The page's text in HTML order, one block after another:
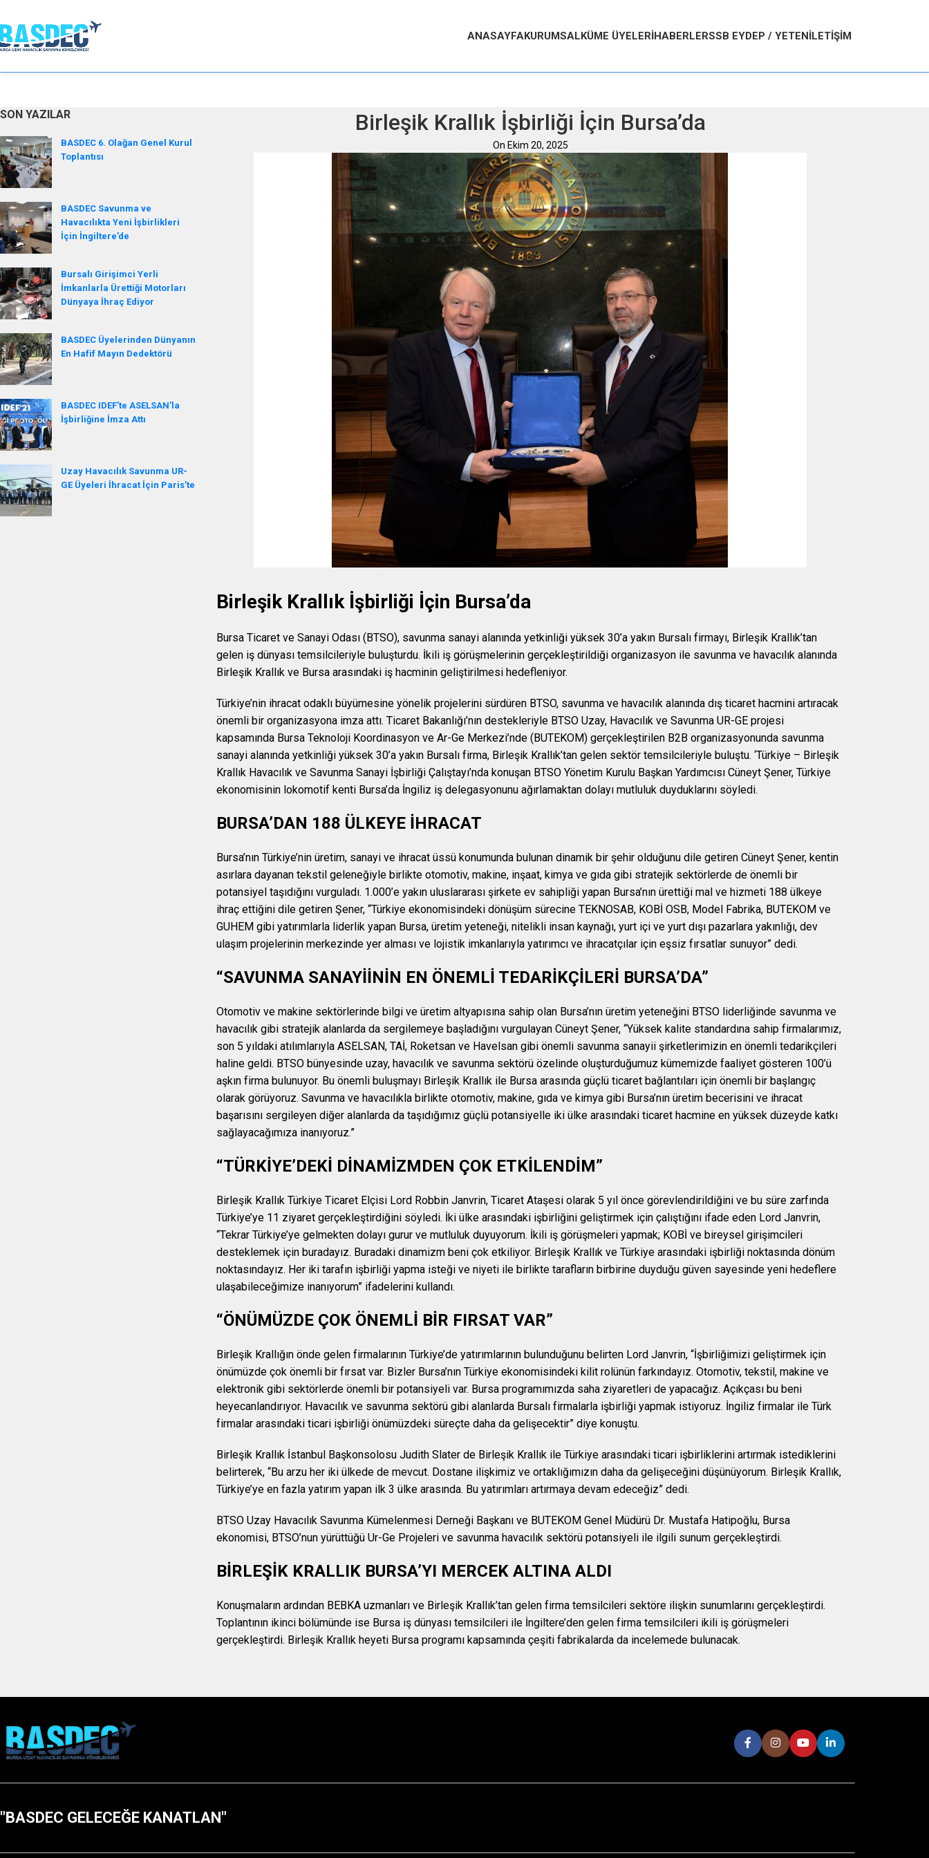
ANASAYFAKURUMSALKÜME ÜYELERIHABERLERSSB EYDEP / YETENİLETIŞIM
SON YAZILAR
BASDEC 6. Olağan Genel Kurul
Toplantısı
BASDEC Savunma ve
Havacılıkta Yeni İşbirlikleri
İçin İngiltere’de
Bursalı Girişimci Yerli
İmkanlarla Ürettiği Motorları
Dünyaya İhraç Ediyor
BASDEC Üyelerinden Dünyanın
En Hafif Mayın Dedektörü
BASDEC IDEF’te ASELSAN’la
İşbirliğine İmza Attı
Uzay Havacılık Savunma UR-
GE Üyeleri İhracat İçin Paris’te
Birleşik Krallık İşbirliği İçin Bursa’da
On Ekim 20, 2025
Birleşik Krallık İşbirliği İçin Bursa’da
Bursa Ticaret ve Sanayi Odası (BTSO), savunma sanayi alanında yetkinliği yüksek 30’a yakın Bursalı firmayı, Birleşik Krallık’tan
gelen iş dünyası temsilcileriyle buluşturdu. İkili iş görüşmelerinin gerçekleştirildiği organizasyon ile savunma ve havacılık alanında
Birleşik Krallık ve Bursa arasındaki iş hacminin geliştirilmesi hedefleniyor.
Türkiye’nin ihracat odaklı büyümesine yönelik projelerini sürdüren BTSO, savunma ve havacılık alanında dış ticaret hacmini artıracak
önemli bir organizasyona imza attı. Ticaret Bakanlığı’nın destekleriyle BTSO Uzay, Havacılık ve Savunma UR-GE projesi
kapsamında Bursa Teknoloji Koordinasyon ve Ar-Ge Merkezi’nde (BUTEKOM) gerçekleştirilen B2B organizasyonunda savunma
sanayi alanında yetkinliği yüksek 30’a yakın Bursalı firma, Birleşik Krallık’tan gelen sektör temsilcileriyle buluştu. ‘Türkiye – Birleşik
Krallık Havacılık ve Savunma Sanayi İşbirliği Çalıştayı’nda konuşan BTSO Yönetim Kurulu Başkan Yardımcısı Cüneyt Şener, Türkiye
ekonomisinin lokomotif kenti Bursa’da İngiliz iş delegasyonunu ağırlamaktan dolayı mutluluk duyduklarını söyledi.
BURSA’DAN 188 ÜLKEYE İHRACAT
Bursa’nın Türkiye’nin üretim, sanayi ve ihracat üssü konumunda bulunan dinamik bir şehir olduğunu dile getiren Cüneyt Şener, kentin
asırlara dayanan tekstil geleneğiyle birlikte otomotiv, makine, inşaat, kimya ve gıda gibi stratejik sektörlerde de önemli bir
potansiyel taşıdığını vurguladı. 1.000’e yakın uluslararası şirkete ev sahipliği yapan Bursa’nın ürettiği mal ve hizmeti 188 ülkeye
ihraç ettiğini dile getiren Şener, “Türkiye ekonomisindeki dönüşüm sürecine TEKNOSAB, KOBİ OSB, Model Fabrika, BUTEKOM ve
GUHEM gibi yatırımlarla liderlik yapan Bursa, üretim yeteneği, nitelikli insan kaynağı, yurt içi ve yurt dışı pazarlara yakınlığı, dev
ulaşım projelerinin merkezinde yer alması ve lojistik imkanlarıyla yatırımcı ve ihracatçılar için eşsiz fırsatlar sunuyor” dedi.
“SAVUNMA SANAYİİNİN EN ÖNEMLİ TEDARİKÇİLERİ BURSA’DA”
Otomotiv ve makine sektörlerinde bilgi ve üretim altyapısına sahip olan Bursa’nın üretim yeteneğini BTSO liderliğinde savunma ve
havacılık gibi stratejik alanlarda da sergilemeye başladığını vurgulayan Cüneyt Şener, “Yüksek kalite standardına sahip firmalarımız,
son 5 yıldaki atılımlarıyla ASELSAN, TAİ, Roketsan ve Havelsan gibi önemli savunma sanayii şirketlerimizin en önemli tedarikçileri
haline geldi. BTSO bünyesinde uzay, havacılık ve savunma sektörü özelinde oluşturduğumuz kümemizde faaliyet gösteren 100’ü
aşkın firma bulunuyor. Bu önemli buluşmayı Birleşik Krallık ile Bursa arasında güçlü ticaret bağlantıları için önemli bir başlangıç
olarak görüyoruz. Savunma ve havacılıkla birlikte otomotiv, makine, gıda ve kimya gibi Bursa’nın üretim becerisini ve ihracat
başarısını sergileyen diğer alanlarda da taşıdığımız güçlü potansiyelle iki ülke arasındaki ticaret hacmine en yüksek düzeyde katkı
sağlayacağımıza inanıyoruz.”
“TÜRKİYE’DEKİ DİNAMİZMDEN ÇOK ETKİLENDİM”
Birleşik Krallık Türkiye Ticaret Elçisi Lord Robbin Janvrin, Ticaret Ataşesi olarak 5 yıl önce görevlendirildiğini ve bu süre zarfında
Türkiye’ye 11 ziyaret gerçekleştirdiğini söyledi. İki ülke arasındaki işbirliğini geliştirmek için çalıştığını ifade eden Lord Janvrin,
“Tekrar Türkiye’ye gelmekten dolayı gurur ve mutluluk duyuyorum. İkili iş görüşmeleri yapmak; KOBİ ve bireysel girişimcileri
desteklemek için buradayız. Buradaki dinamizm beni çok etkiliyor. Birleşik Krallık ve Türkiye arasındaki işbirliği noktasında dönüm
noktasındayız. Her iki tarafın işbirliği yapma isteği ve niyeti ile birlikte tarafların birbirine duyduğu güven sayesinde yeni hedeflere
ulaşabileceğimize inanıyorum” ifadelerini kullandı.
“ÖNÜMÜZDE ÇOK ÖNEMLİ BİR FIRSAT VAR”
Birleşik Krallığın önde gelen firmalarının Türkiye’de yatırımlarının bulunduğunu belirten Lord Janvrin, “İşbirliğimizi geliştirmek için
önümüzde çok önemli bir fırsat var. Bizler Bursa’nın Türkiye ekonomisindeki kilit rolünün farkındayız. Otomotiv, tekstil, makine ve
elektronik gibi sektörlerde önemli bir potansiyeli var. Bursa programımızda saha ziyaretleri de yapacağız. Açıkçası bu beni
heyecanlandırıyor. Havacılık ve savunma sektörü gibi alanlarda Bursalı firmalarla işbirliği yapmak istiyoruz. İngiliz firmalar ile Türk
firmalar arasındaki ticari işbirliği önümüzdeki süreçte daha da gelişecektir” diye konuştu.
Birleşik Krallık İstanbul Başkonsolosu Judith Slater de Birleşik Krallık ile Türkiye arasındaki ticari işbirliklerini artırmak istediklerini
belirterek, “Bu arzu her iki ülkede de mevcut. Dostane ilişkimiz ve ortaklığımızın daha da gelişeceğini düşünüyorum. Birleşik Krallık,
Türkiye’ye en fazla yatırım yapan ilk 3 ülke arasında. Bu yatırımları artırmaya devam edeceğiz” dedi.
BTSO Uzay Havacılık Savunma Kümelenmesi Derneği Başkanı ve BUTEKOM Genel Müdürü Dr. Mustafa Hatipoğlu, Bursa
ekonomisi, BTSO’nun yürüttüğü Ur-Ge Projeleri ve savunma havacılık sektörü potansiyeli ile ilgili sunum gerçekleştirdi.
BİRLEŞİK KRALLIK BURSA’YI MERCEK ALTINA ALDI
Konuşmaların ardından BEBKA uzmanları ve Birleşik Krallık’tan gelen firma temsilcileri sektöre ilişkin sunumlarını gerçekleştirdi.
Toplantının ikinci bölümünde ise Bursa iş dünyası temsilcileri ile İngiltere’den gelen firma temsilcileri ikili iş görüşmeleri
gerçekleştirdi. Birleşik Krallık heyeti Bursa programı kapsamında çeşiti fabrikalarda da incelemede bulunacak.
"BASDEC GELECEĞE KANATLAN"